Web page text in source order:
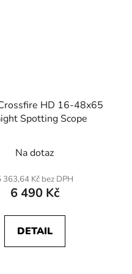
HD 16-48x65
Spotting Scope
Na dotaz
363,64 Kč bez DPH
6 490 Kč
DETAIL